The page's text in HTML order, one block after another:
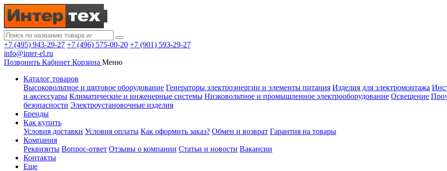
+7 (495) 943-29-27 +7 (496) 575-00-20 +7 (901) 593-29-27
info@inter-el.ru
Позвонить Кабинет Корзина Меню
Каталог товаров
Высоковольтное и щитовое оборудование Генераторы электроэнергии и элементы питания Изделия для электромонтажа
и аксессуары Климатические и инженерные системы Низковольтное и промышленное электрооборудование Освещение
безопасности Электроустановочные изделия
Бренды
Как купить
Условия доставки Условия оплаты Как оформить заказ? Обмен и возврат Гарантия на товары
Компания
Реквизиты Вопрос-ответ Отзывы о компании Статьи и новости Вакансии
Контакты
Еще